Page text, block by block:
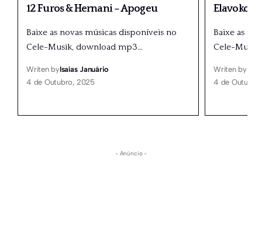
12 Furos & Hernani – Apogeu
Baixe as novas músicas disponíveis no
Cele-Musik, download mp3…
Writen byIsaías Januário
4 de Outubro, 2025
Elavoko
Baixe as
Cele-
Writen by
4 de
- Anúncio -